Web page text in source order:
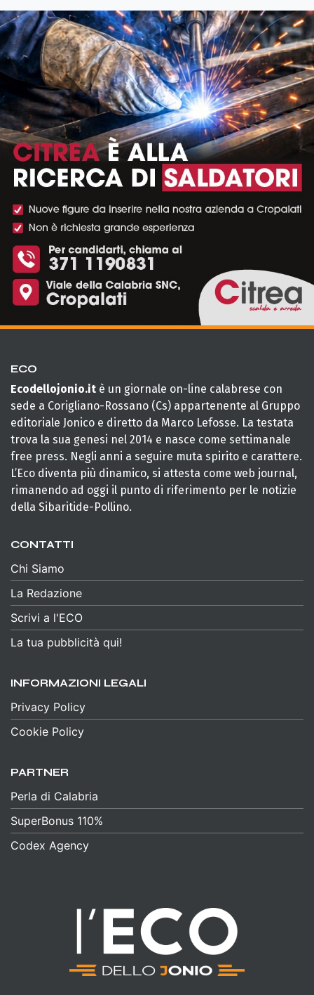
ECO
Ecodellojonio.it è un giornale on-line calabrese con
sede a Corigliano-Rossano (Cs) appartenente al Gruppo
editoriale Jonico e diretto da Marco Lefosse. La testata
trova la sua genesi nel 2014 e nasce come settimanale
free press. Negli anni a seguire muta spirito e carattere.
L’Eco diventa più dinamico, si attesta come web journal,
rimanendo ad oggi il punto di riferimento per le notizie
della Sibaritide-Pollino.
CONTATTI
Chi Siamo
La Redazione
Scrivi a l'ECO
La tua pubblicità qui!
INFORMAZIONI LEGALI
Privacy Policy
Cookie Policy
PARTNER
Perla di Calabria
SuperBonus 110%
Codex Agency